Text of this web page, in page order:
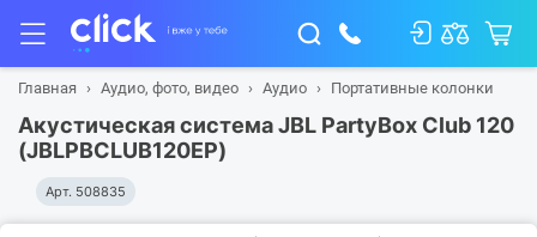
Главная Аудио, фото, видео Аудио Портативные колонки
Акустическая система JBL PartyBox Club 120
(JBLPBCLUB120EP)
Арт. 508835